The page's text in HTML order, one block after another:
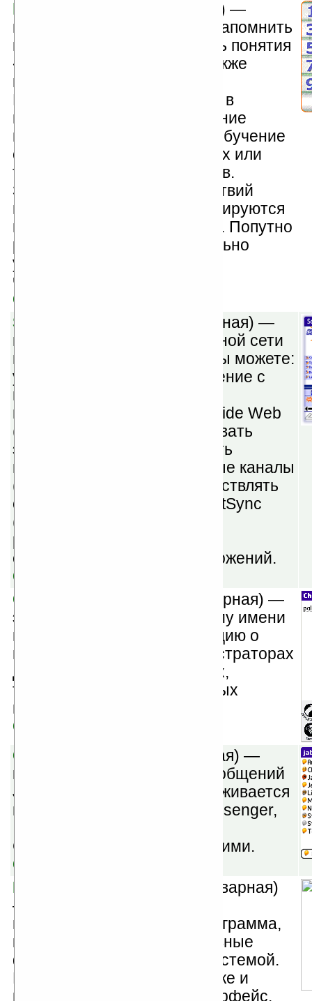
) —
поможет ребёнку узнать и запомнить
цифры от 1 до 10, закрепить понятия
«больше» и «меньше», а также
научить его считать до 10.
Программа может работать в
нескольких режимах: обучение
цифрам, сравнение цифр, обучение
счёту, контроль счёта любых или
только указанных предметов.
Задания и результаты действий
маленьких игроков комментируются
приятным женским голосом. Попутно
ребятишки научатся правильно
употреблять окончания
числительных.
Скачать
Softick PPP v3.00
(шареварная) —
подключение Palm к локальной сети
и Интернет. С Softick PPP Вы можете:
устанавливать PPP соединение с
настольным компьютером;
путешествовать по World Wide Web
(www); принимать и передавать
электронную почту; получать
новости; получать новостные каналы
(например, Avantgo); осуществлять
сетевую синхронизацию HotSync
(совместимо с Palm OS 5);
расширить возможности
собственных сетевых приложений.
Скачать
CheckWWW v2.5.4
(шареварная) —
эта программа по доменному имени
предоставит Вам информацию о
владельце домена, администраторах
домена, их именах, адресах,
телефонах, факсах и сетевых
почтовых ящиках.
Скачать
Chatopus v2.22
(шареварная) —
клиент сети мгновенных сообщений
Jabber/XMPP. Также поддерживается
взаимодействие с MSN Messenger,
GaduGadu, Sametime и другими.
Скачать
MegaLauncher v6.41
(шареварная)
— профессиональная,
мультифункциональная программа,
которая включает все основные
функции для управления системой.
Программа легка в настройке и
имеет дружественный интерфейс.